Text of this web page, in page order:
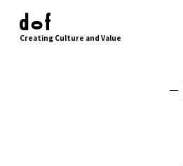
Creating Culture and Value